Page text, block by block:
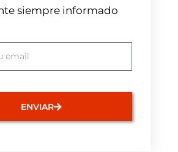
siempre informado
ENVIAR